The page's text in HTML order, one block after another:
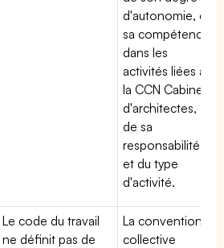
d'autonomie, de
sa compétence
dans les
activités liées à
la CCN Cabinets
d'architectes,
de sa
responsabilité
et du type
d'activité.
Le code du travail
ne définit pas de
La convention
collective